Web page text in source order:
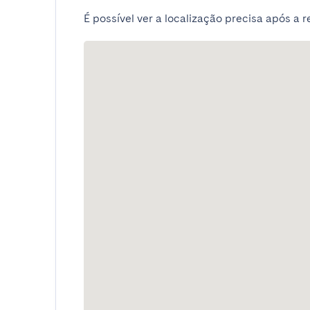
É possível ver a localização precisa após a